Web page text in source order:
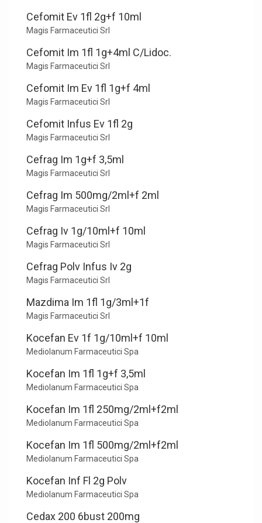
Cefomit Ev 1fl 2g+f 10ml
Magis Farmaceutici Srl
Cefomit Im 1fl 1g+4ml C/Lidoc.
Magis Farmaceutici Srl
Cefomit Im Ev 1fl 1g+f 4ml
Magis Farmaceutici Srl
Cefomit Infus Ev 1fl 2g
Magis Farmaceutici Srl
Cefrag Im 1g+f 3,5ml
Magis Farmaceutici Srl
Cefrag Im 500mg/2ml+f 2ml
Magis Farmaceutici Srl
Cefrag Iv 1g/10ml+f 10ml
Magis Farmaceutici Srl
Cefrag Polv Infus Iv 2g
Magis Farmaceutici Srl
Mazdima Im 1fl 1g/3ml+1f
Magis Farmaceutici Srl
Kocefan Ev 1f 1g/10ml+f 10ml
Mediolanum Farmaceutici Spa
Kocefan Im 1fl 1g+f 3,5ml
Mediolanum Farmaceutici Spa
Kocefan Im 1fl 250mg/2ml+f2ml
Mediolanum Farmaceutici Spa
Kocefan Im 1fl 500mg/2ml+f2ml
Mediolanum Farmaceutici Spa
Kocefan Inf Fl 2g Polv
Mediolanum Farmaceutici Spa
Cedax 200 6bust 200mg